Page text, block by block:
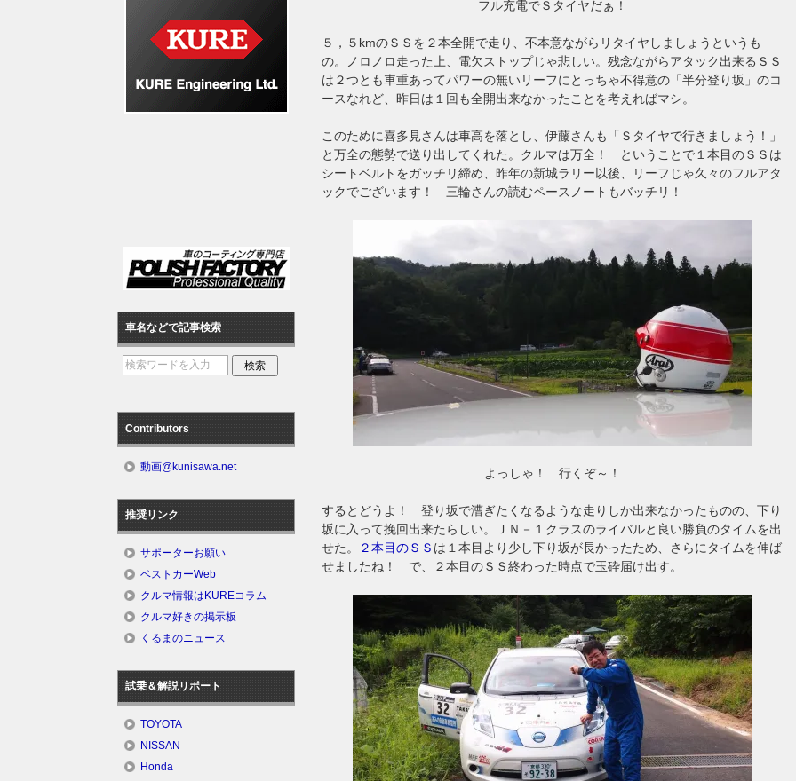
フル充電でＳタイヤだぁ！
５，５kmのＳＳを２本全開で走り、不本意ながらリタイヤしましょうというも
の。ノロノロ走った上、電欠ストップじゃ悲しい。残念ながらアタック出来るＳＳ
は２つとも車重あってパワーの無いリーフにとっちゃ不得意の「半分登り坂」のコ
ースなれど、昨日は１回も全開出来なかったことを考えればマシ。
このために喜多見さんは車高を落とし、伊藤さんも「Ｓタイヤで行きましょう！」
と万全の態勢で送り出してくれた。クルマは万全！ ということで１本目のＳＳは
シートベルトをガッチリ締め、昨年の新城ラリー以後、リーフじゃ久々のフルアタ
ックでございます！ 三輪さんの読むペースノートもバッチリ！
よっしゃ！ 行くぞ～！
するとどうよ！ 登り坂で漕ぎたくなるような走りしか出来なかったものの、下り
坂に入って挽回出来たらしい。ＪＮ－１クラスのライバルと良い勝負のタイムを出
せた。
２本目のＳＳ は１本目より少し下り坂が長かったため、さらにタイムを伸ば
せましたね！ で、２本目のＳＳ終わった時点で玉砕届け出す。
車名などで記事検索
Contributors
動画@kunisawa.net
推奨リンク
サポーターお願い
ベストカーWeb
クルマ情報はKUREコラム
クルマ好きの掲示板
くるまのニュース
試乗＆解説リポート
TOYOTA
NISSAN
Honda